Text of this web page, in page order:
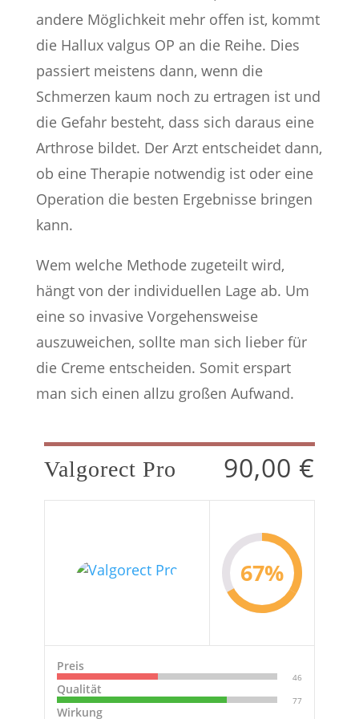
andere Möglichkeit mehr offen ist, kommt
die Hallux valgus OP an die Reihe. Dies
passiert meistens dann, wenn die
Schmerzen kaum noch zu ertragen ist und
die Gefahr besteht, dass sich daraus eine
Arthrose bildet. Der Arzt entscheidet dann,
ob eine Therapie notwendig ist oder eine
Operation die besten Ergebnisse bringen
kann.
Wem welche Methode zugeteilt wird,
hängt von der individuellen Lage ab. Um
eine so invasive Vorgehensweise
auszuweichen, sollte man sich lieber für
die Creme entscheiden. Somit erspart
man sich einen allzu großen Aufwand.
Valgorect Pro 90,00 €
67%
Preis
46
Qualität
77
Wirkung